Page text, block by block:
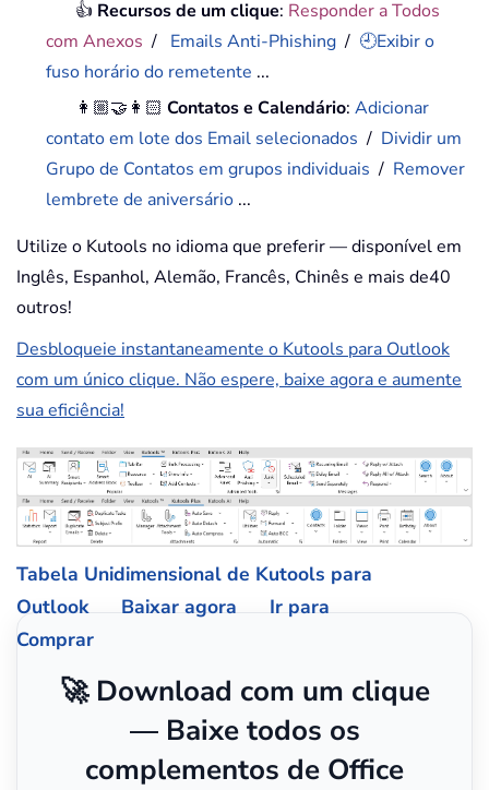
👍 Recursos de um clique: Responder a Todos
com Anexos / Emails Anti-Phishing / 🕘Exibir o
fuso horário do remetente ...
👩🏼‍🤝‍👩🏻Contatos e Calendário:Adicionar
contato em lote dos Email selecionados / Dividir um
Grupo de Contatos em grupos individuais / Remover
lembrete de aniversário ...
Utilize o Kutools no idioma que preferir — disponível em
Inglês, Espanhol, Alemão, Francês, Chinês e mais de40
outros!
Desbloqueie instantaneamente o Kutools para Outlook
com um único clique. Não espere, baixe agora e aumente
sua eficiência!
Tabela Unidimensional de Kutools para
Outlook
Baixar agora
Ir para
Comprar
🚀 Download com um clique
— Baixe todos os
complementos de Office